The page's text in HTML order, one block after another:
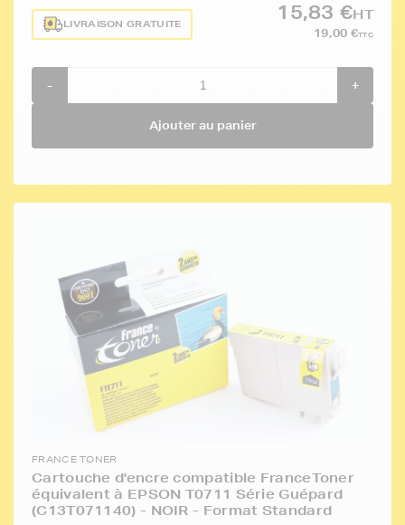
LIVRAISON GRATUITE
15,83 €HT
19,00 €TTC
- +
Ajouter au panier
FRANCE TONER
Cartouche d'encre compatible FranceToner
équivalent à EPSON T0711 Série Guépard
(C13T071140) - NOIR - Format Standard